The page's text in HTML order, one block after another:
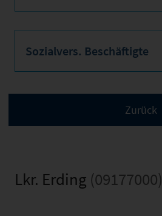
Sozialvers. Beschäftigte
Lkr. Erding (09177000)